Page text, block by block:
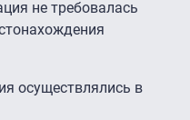
не требовалась
осуществлялись в